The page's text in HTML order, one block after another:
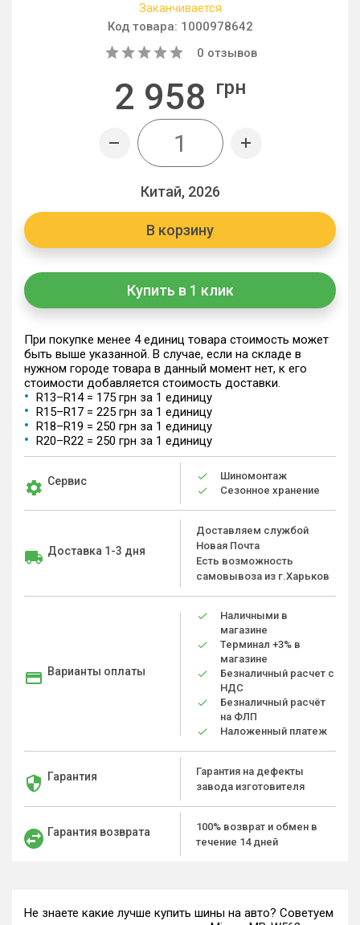
Заканчивается
Код товара: 1000978642
0 отзывов
2 958 грн
Китай, 2026
В корзину
Купить в 1 клик
При покупке менее 4 единиц товара стоимость может
быть выше указанной. В случае, если на складе в
нужном городе товара в данный момент нет, к его
стоимости добавляется стоимость доставки.
R13–R14 = 175 грн за 1 единицу
R15–R17 = 225 грн за 1 единицу
R18–R19 = 250 грн за 1 единицу
R20–R22 = 250 грн за 1 единицу
Сервис
Шиномонтаж
Сезонное хранение
Доставка 1-3 дня
Доставляем службой
Новая Почта
Есть возможность
самовывоза из г.Харьков
Варианты оплаты
Наличными в
магазине
Терминал +3% в
магазине
Безналичный расчет с
НДС
Безналичный расчёт
на ФЛП
Наложенный платеж
Гарантия
Гарантия на дефекты
завода изготовителя
Гарантия возврата
100% возврат и обмен в
течение 14 дней
Не знаете какие лучше купить шины на авто? Советуем